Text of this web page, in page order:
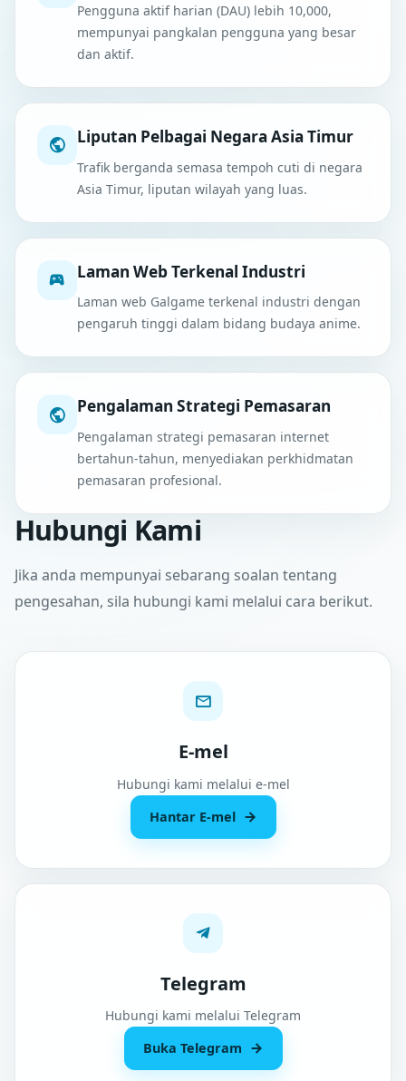
Pengguna aktif harian (DAU) lebih 10,000,
mempunyai pangkalan pengguna yang besar
dan aktif.
Liputan Pelbagai Negara Asia Timur
Trafik berganda semasa tempoh cuti di negara
Asia Timur, liputan wilayah yang luas.
Laman Web Terkenal Industri
Laman web Galgame terkenal industri dengan
pengaruh tinggi dalam bidang budaya anime.
Pengalaman Strategi Pemasaran
Pengalaman strategi pemasaran internet
bertahun-tahun, menyediakan perkhidmatan
pemasaran profesional.
Hubungi Kami
Jika anda mempunyai sebarang soalan tentang
pengesahan, sila hubungi kami melalui cara berikut.
E-mel
Hubungi kami melalui e-mel
Hantar E-mel
Telegram
Hubungi kami melalui Telegram
Buka Telegram